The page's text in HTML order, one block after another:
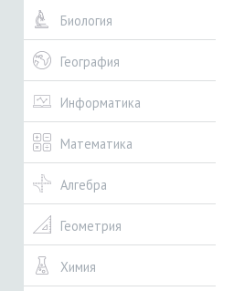
Биология
География
Информатика
Математика
Алгебра
Геометрия
Химия